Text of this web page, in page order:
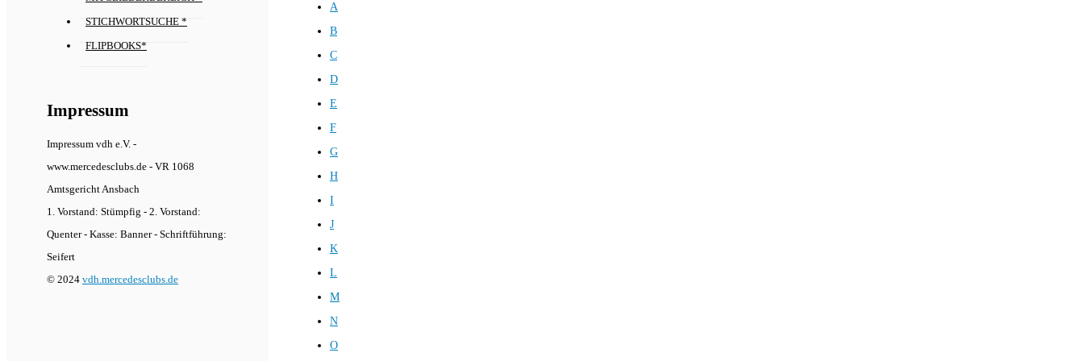
STICHWORTSUCHE *
FLIPBOOKS*
Impressum
Impressum vdh e.V. -
www.mercedesclubs.de - VR 1068
Amtsgericht Ansbach
1. Vorstand: Stümpfig - 2. Vorstand:
Quenter - Kasse: Banner - Schriftführung:
Seifert
© 2024 vdh.mercedesclubs.de
A
B
C
D
E
F
G
H
I
J
K
L
M
N
O